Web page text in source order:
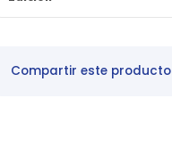
Compartir este producto